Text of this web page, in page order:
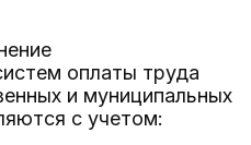
оплаты труда
и муниципальных
с учетом: